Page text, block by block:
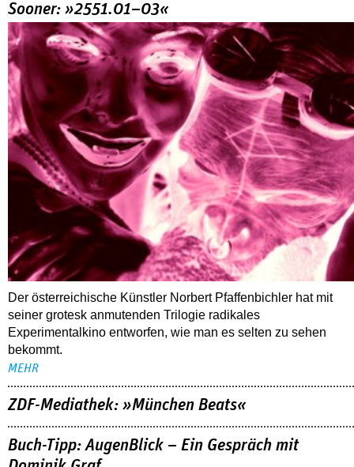
Sooner: »2551.01–03«
Der österreichische Künstler Norbert Pfaffenbichler hat mit
seiner grotesk anmutenden Trilogie radikales
Experimentalkino entworfen, wie man es selten zu sehen
bekommt.
MEHR
ZDF-Mediathek: »München Beats«
Buch-Tipp: AugenBlick – Ein Gespräch mit